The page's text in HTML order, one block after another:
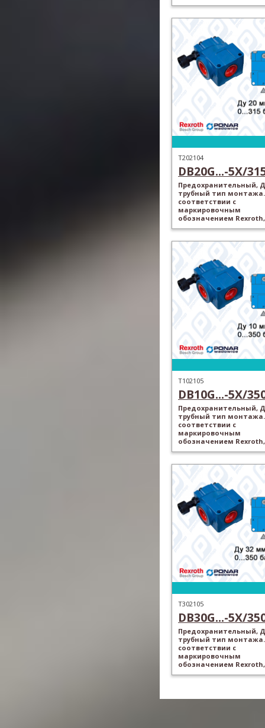
T202104
DB20G...-5X/
Предохранительный,
трубный тип
соответствии с
маркировочным
обозначением
T102105
DB10G...-5X/
Предохранительный,
трубный тип
соответствии с
маркировочным
обозначением
T302105
DB30G...-5X/
Предохранительный,
трубный тип
соответствии с
маркировочным
обозначением